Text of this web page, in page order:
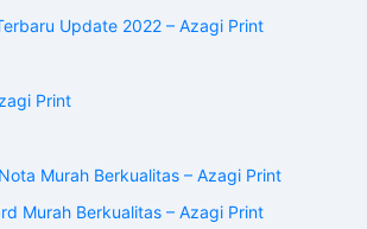
Update 2022 – Azagi Print
Print
Murah Berkualitas – Azagi Print
Murah Berkualitas – Azagi Print